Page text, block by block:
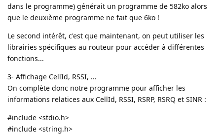
dans le programme) générait un programme de 582ko alors
que le deuxième programme ne fait que 6ko !
Le second intérêt, c'est que maintenant, on peut utiliser les
librairies spécifiques au routeur pour accéder à différentes
fonctions...
3- Affichage CellId, RSSI, ...
On complète donc notre programme pour afficher les
informations relatices aux CellId, RSSI, RSRP, RSRQ et SINR :
#include <stdio.h>
#include <string.h>